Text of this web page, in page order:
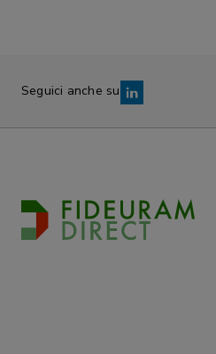
Seguici anche su